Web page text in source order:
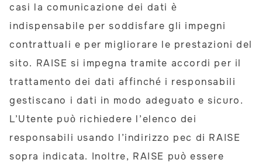
casi la comunicazione dei dati è
indispensabile per soddisfare gli impegni
contrattuali e per migliorare le prestazioni del
sito. RAISE si impegna tramite accordi per il
trattamento dei dati affinché i responsabili
gestiscano i dati in modo adeguato e sicuro.
L’Utente può richiedere l’elenco dei
responsabili usando l’indirizzo pec di RAISE
sopra indicata. Inoltre, RAISE può essere